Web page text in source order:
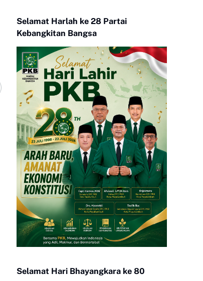
Selamat Harlah ke 28 Partai
Kebangkitan Bangsa
Selamat Hari Bhayangkara ke 80